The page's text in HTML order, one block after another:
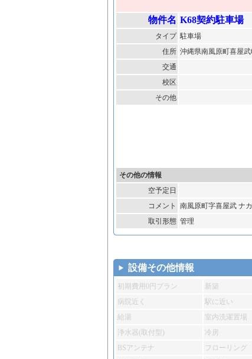
物件名 K68契約駐車場
タイプ 駐車場
住所 沖縄県南風原町喜屋
交通
校区
その他
その他の情報
空予定日
コメント
南風原町字喜屋武 ナ
取引形態 管理
設備その他情報
初期費用0円プラン 新築
病院近く 駅に近い
給湯
室内洗濯置場
浄水器(取付型)
冷房
BSアンテナ
フローリング